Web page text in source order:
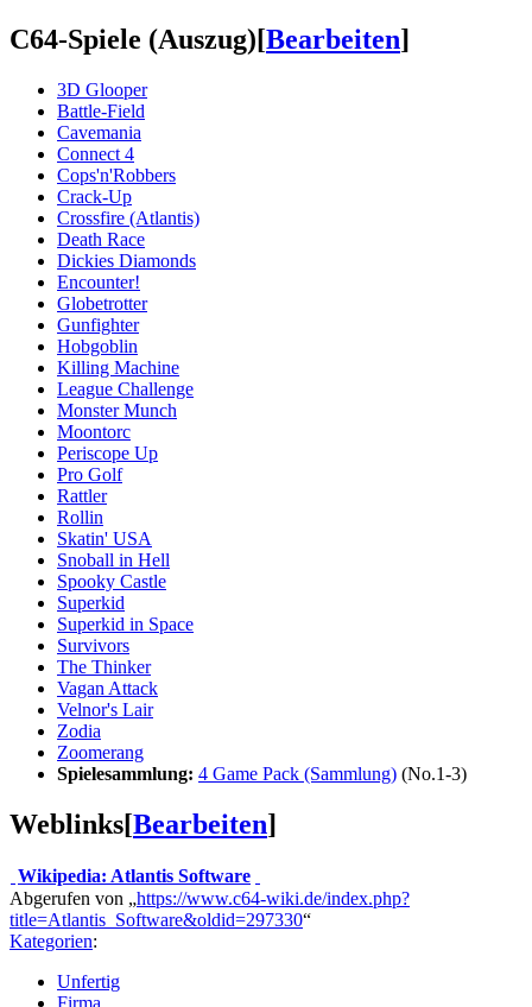
C64-Spiele (Auszug)[Bearbeiten]
3D Glooper
Battle-Field
Cavemania
Connect 4
Cops'n'Robbers
Crack-Up
Crossfire (Atlantis)
Death Race
Dickies Diamonds
Encounter!
Globetrotter
Gunfighter
Hobgoblin
Killing Machine
League Challenge
Monster Munch
Moontorc
Periscope Up
Pro Golf
Rattler
Rollin
Skatin' USA
Snoball in Hell
Spooky Castle
Superkid
Superkid in Space
Survivors
The Thinker
Vagan Attack
Velnor's Lair
Zodia
Zoomerang
Spielesammlung: 4 Game Pack (Sammlung) (No.1-3)
Weblinks[Bearbeiten]
Wikipedia: Atlantis Software
Abgerufen von „https://www.c64-wiki.de/index.php?
title=Atlantis_Software&oldid=297330“
Kategorien:
Unfertig
Firma